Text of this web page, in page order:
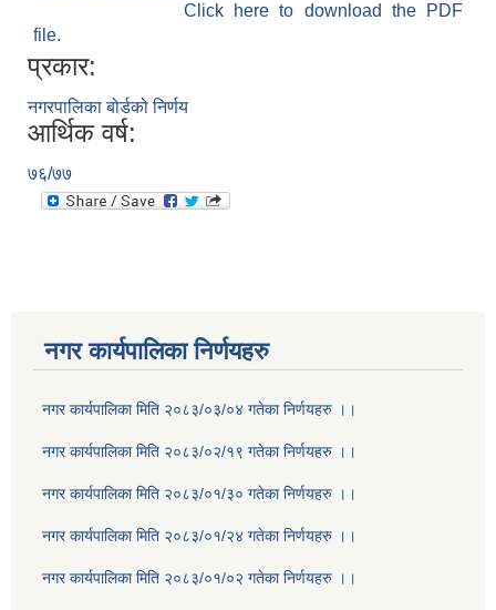
Click here to download the PDF
file.
प्रकार:
नगरपालिका बोर्डको निर्णय
आर्थिक वर्ष:
७६/७७
नगर कार्यपालिका निर्णयहरु
नगर कार्यपालिका मिति २०८३/०३/०४ गतेका निर्णयहरु ।।
नगर कार्यपालिका मिति २०८३/०२/१९ गतेका निर्णयहरु ।।
नगर कार्यपालिका मिति २०८३/०१/३० गतेका निर्णयहरु ।।
नगर कार्यपालिका मिति २०८३/०१/२४ गतेका निर्णयहरु ।।
नगर कार्यपालिका मिति २०८३/०१/०२ गतेका निर्णयहरु ।।